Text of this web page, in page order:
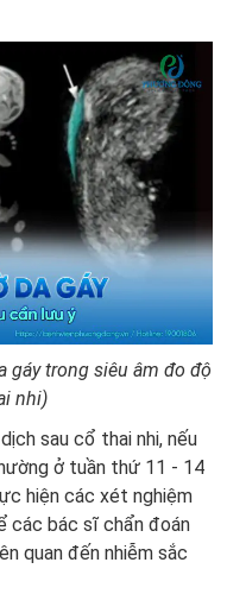
gáy trong siêu âm đo độ
nhi)
sau cổ thai nhi, nếu
ở tuần thứ 11 - 14
hiện các xét nghiệm
các bác sĩ chẩn đoán
quan đến nhiễm sắc